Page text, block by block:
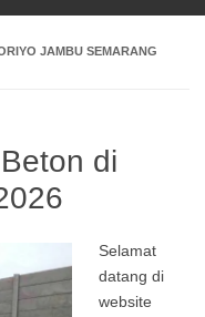
JAMBU SEMARANG
di
Selamat
datang di
website